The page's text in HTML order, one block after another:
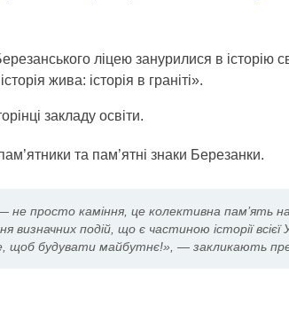
ліцею занурилися в історію
жива: історія в граніті».
закладу освіти.
та пам’ятні знаки Березанки.
просто каміння, це колективна пам’ять
визначних подій, що є частиною історії всієї
щоб будувати майбутнє!», — закликають